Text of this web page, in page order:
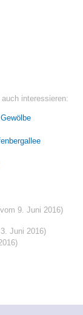
interessieren:
9. Juni 2016)
Juni 2016)